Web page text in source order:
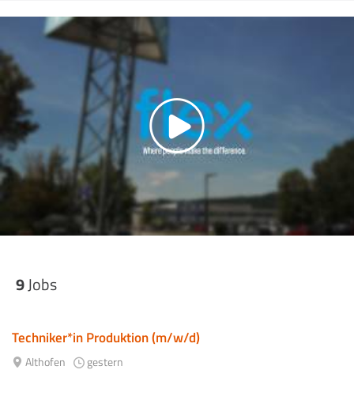
9Jobs
Techniker*in Produktion (m/w/d)
Althofen gestern